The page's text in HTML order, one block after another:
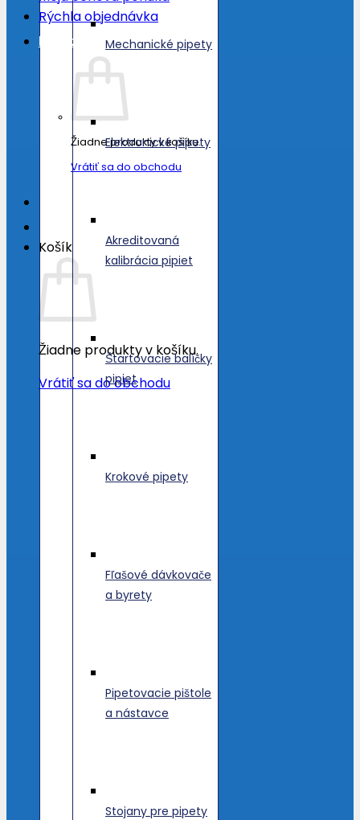
Rýchla objednávka
Košík / 0.00€
Žiadne produkty v košíku.
Vrátiť sa do obchodu
Košík
Žiadne produkty v košíku.
Vrátiť sa do obchodu
Mechanické pipety
Elektronické pipety
Akreditovaná
kalibrácia pipiet
Štartovacie balíčky
pipiet
Krokové pipety
Fľašové dávkovače
a byrety
Pipetovacie pištole
a nástavce
Stojany pre pipety